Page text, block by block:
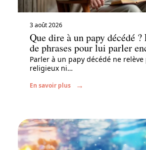
3 août 2026
Que dire à un papy décédé ?
de phrases pour lui parler
Parler à un papy décédé ne
religieux ni…
En savoir plus